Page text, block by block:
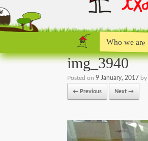
Who we are
img_3940
Posted on 9 January, 2017 by
← Previous Next →